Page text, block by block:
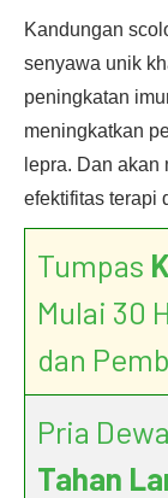
Kandungan
senyawa unik
peningkatan
meningkatkan
lepra. Dan
efektifitas terapi
Tumpas
Mulai 30
dan
Pria
Tahan